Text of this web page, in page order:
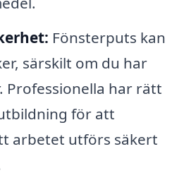
Fönsterputs kan
särskilt om du har
Professionella har rätt
för att
arbetet utförs säkert